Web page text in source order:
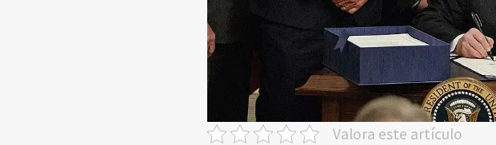
Valora este artículo